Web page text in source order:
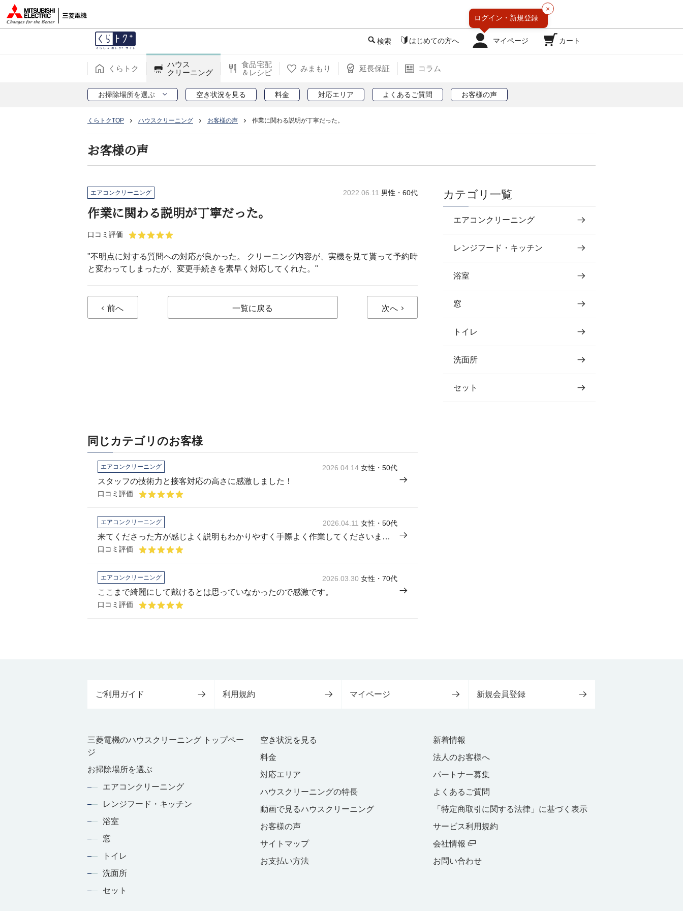
検索 はじめての方へ マイページ
×
ログイン・ 新規登録
カート
くらトク
ハウス
クリーニング
食品宅配
＆レシピ
みまもり 延長保証 コラム
お掃除場所を選ぶ 空き状況を見る 料金 対応エリア よくあるご質問 お客様の声
くらトクTOP ハウスクリーニング お客様の声 作業に関わる説明が丁寧だった。
お客様の声
エアコンクリーニング 2022.06.11 男性・60代
作業に関わる説明が丁寧だった。
口コミ評価
"不明点に対する質問への対応が良かった。 クリーニング内容が、実機を見て貰って予約時
と変わってしまったが、変更手続きを素早く対応してくれた。"
前へ 一覧に戻る 次へ
カテゴリ一覧
エアコンクリーニング
レンジフード・キッチン
浴室
窓
トイレ
洗面所
セット
同じカテゴリのお客様
エアコンクリーニング 2026.04.14 女性・50代
スタッフの技術力と接客対応の高さに感激しました！
口コミ評価
エアコンクリーニング 2026.04.11 女性・50代
来てくださった方が感じよく説明もわかりやすく手際よく作業してくださいました。
口コミ評価
エアコンクリーニング 2026.03.30 女性・70代
ここまで綺麗にして戴けるとは思っていなかったので感激です。
口コミ評価
ご利用ガイド 利用規約 マイページ 新規会員登録
三菱電機のハウスクリーニング トップペー
ジ
お掃除場所を選ぶ
エアコンクリーニング
レンジフード・キッチン
浴室
窓
トイレ
洗面所
セット
空き状況を見る
料金
対応エリア
ハウスクリーニングの特長
動画で見るハウスクリーニング
お客様の声
サイトマップ
お支払い方法
新着情報
法人のお客様へ
パートナー募集
よくあるご質問
「特定商取引に関する法律」に基づく表示
サービス利用規約
会社情報
お問い合わせ